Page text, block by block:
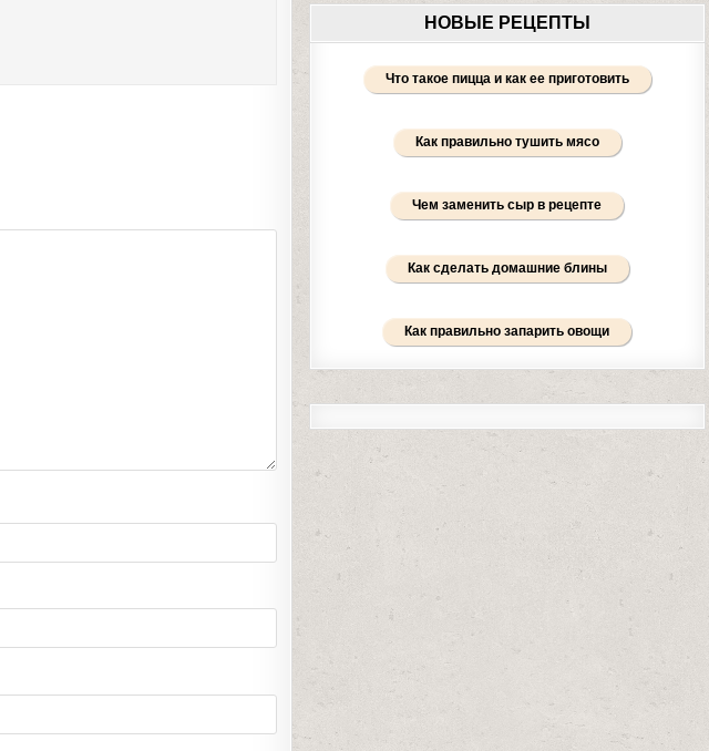
НОВЫЕ РЕЦЕПТЫ
Что такое пицца и как ее приготовить
Как правильно тушить мясо
Чем заменить сыр в рецепте
Как сделать домашние блины
Как правильно запарить овощи